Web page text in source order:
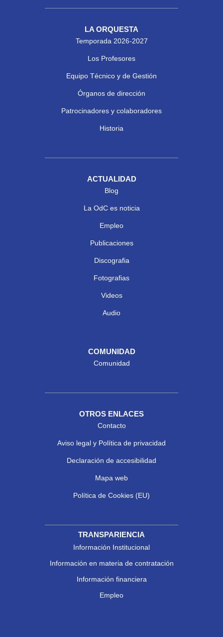
LA ORQUESTA
Temporada 2026-2027
Los Profesores
Equipo Técnico y de Gestión
Órganos de dirección
Patrocinadores y colaboradores
Historia
ACTUALIDAD
Blog
La OdC es noticia
Empleo
Publicaciones
Discografia
Fotografias
Videos
Audio
COMUNIDAD
Comunidad
OTROS ENLACES
Contacto
Aviso legal y Política de privacidad
Declaración de accesibilidad
Mapa web
Política de Cookies (EU)
TRANSPARIENCIA
Información Institucional
Información en materia de contratación
Información financiera
Empleo